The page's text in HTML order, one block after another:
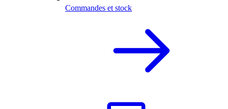
Commandes et stock